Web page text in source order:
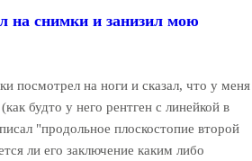
на снимки и занизил мою
посмотрел на ноги и сказал, что у меня
будто у него рентген с линейкой в
"продольное плоскостопие второй
ли его заключение каким либо